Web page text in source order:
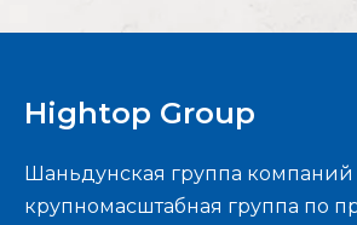
Hightop Group
Шаньдунская группа компаний
крупномасштабная группа по